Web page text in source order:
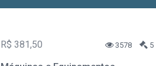
R$ 381,50 3578 5